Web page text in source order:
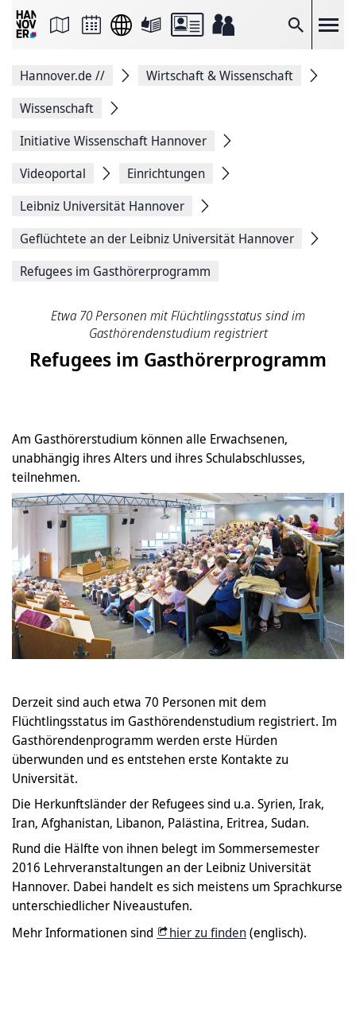
Suche
Seite
Facebook
teilen
Seitenlink
Seite
Hannover.de //
Wirtschaft & Wissenschaft
Wissenschaft
Initiative Wissenschaft Hannover
Videoportal
Einrichtungen
Leibniz Universität Hannover
Geflüchtete an der Leibniz Universität Hannover
Refugees im Gasthörerprogramm
Etwa 70 Personen mit Flüchtlingsstatus sind im
Gasthörendenstudium registriert
Refugees im Gasthörerprogramm
Am Gasthörerstudium können alle Erwachsenen,
unabhängig ihres Alters und ihres Schulabschlusses,
teilnehmen.
Derzeit sind auch etwa 70 Personen mit dem
Flüchtlingsstatus im Gasthörendenstudium registriert. Im
Gasthörendenprogramm werden erste Hürden
überwunden und es entstehen erste Kontakte zu
Universität.
Die Herkunftsländer der Refugees sind u.a. Syrien, Irak,
Iran, Afghanistan, Libanon, Palästina, Eritrea, Sudan.
Rund die Hälfte von ihnen belegt im Sommersemester
2016 Lehrveranstaltungen an der Leibniz Universität
Hannover. Dabei handelt es sich meistens um Sprachkurse
unterschiedlicher Niveaustufen.
Mehr Informationen sind
hier zu finden(englisch).